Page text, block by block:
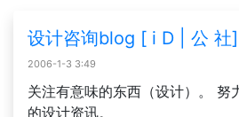
设计咨询blog [ i D | 公 社]
2006-1-3 3:49
关注有意味的东西（设计）。 努
的设计资讯。